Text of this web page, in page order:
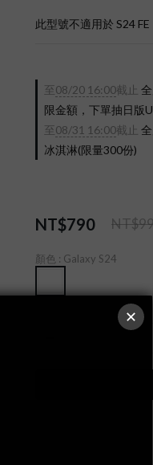
此型號不適用於 S24 FE
至08/20 16:00截止
限金額，下單抽日版
至08/31 16:00截止
冰淇淋(限量300份)
NT$790
顏色 : Galaxy S24